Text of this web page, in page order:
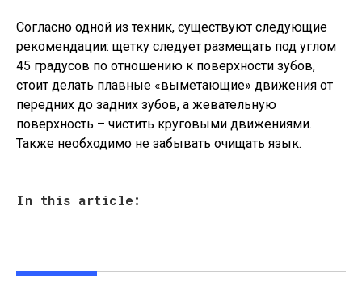
Согласно одной из техник, существуют следующие
рекомендации: щетку следует размещать под углом
45 градусов по отношению к поверхности зубов,
стоит делать плавные «выметающие» движения от
передних до задних зубов, а жевательную
поверхность – чистить круговыми движениями.
Также необходимо не забывать очищать язык.
In this article: